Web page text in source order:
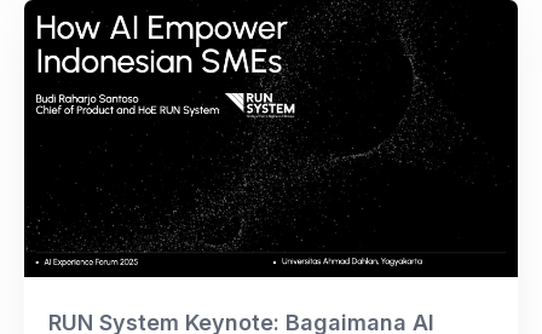
RUN System Keynote: Bagaimana AI